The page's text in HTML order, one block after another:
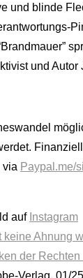
und blinde
und Autor
via Paypal.me/
auf Instagram
keine Ahnung
der
Verlag, 01/25